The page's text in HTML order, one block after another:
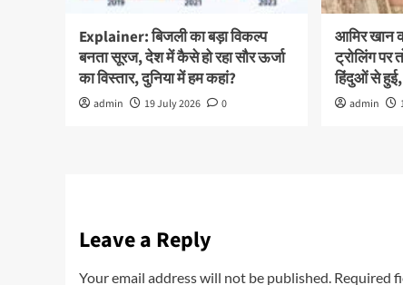
Explainer: बिजली का बड़ा विकल्प
बनता सूरज, देश में कैसे हो रहा सौर ऊर्जा
का विस्तार, दुनिया में हम कहां?
admin 19 July 2026 0
आमिर खान
ट्रोलिंग पर
हिंदुओं से हुई,
admin
Leave a Reply
Your email address will not be published. Required